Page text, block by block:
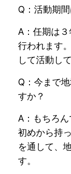
Q：活動期
A：任期は
行われます
して活動し
Q：今まで
すか？
A：もちろ
初めから持
を通して、
す。